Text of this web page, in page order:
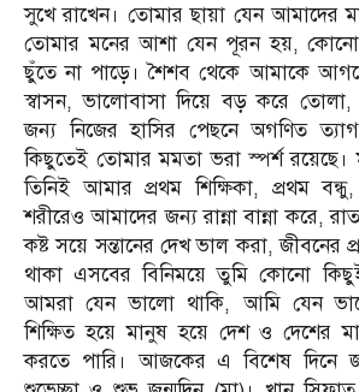
সুখে রাখেন। তোমার ছায়া যেন আমাদের
তোমার মনের আশা যেন পূরন হয়,
ছুঁতে না পাড়ে। শৈশব থেকে আমাকে
স্বাসন, ভালোবাসা দিয়ে বড় করে তোলা,
জন্য নিজের হাসির পেছনে অগণিত
কিছুতেই তোমার মমতা ভরা স্পর্শ রয়েছে।
তিনিই আমার প্রথম শিক্ষিকা, প্রথম বন্ধু,
শরীরেও আমাদের জন্য রান্না বান্না করে,
কষ্ট সয়ে সন্তানের দেখ ভাল করা, জীবনের
থাকা এসবের বিনিময়ে তুমি কোনো
আমরা যেন ভালো থাকি, আমি যেন
শিক্ষিত হয়ে মানুষ হয়ে দেশ ও দেশের
করতে পারি। আজকের এ বিশেষ দিনে